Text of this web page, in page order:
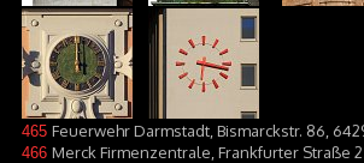
465 Feuerwehr Darmstadt, Bismarckstr. 86,
466 Merck Firmenzentrale, Frankfurter Straße